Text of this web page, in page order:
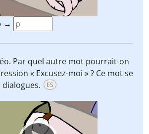
→
Par quel autre mot pourrait-on
« Excusez-moi » ? Ce mot se
ES